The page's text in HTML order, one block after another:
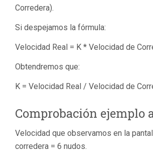
Corredera).
Si despejamos la fórmula:
Velocidad Real = K * Velocidad de
Obtendremos que:
K = Velocidad Real / Velocidad de
Comprobación ejemplo
Velocidad que observamos en la
corredera = 6 nudos.